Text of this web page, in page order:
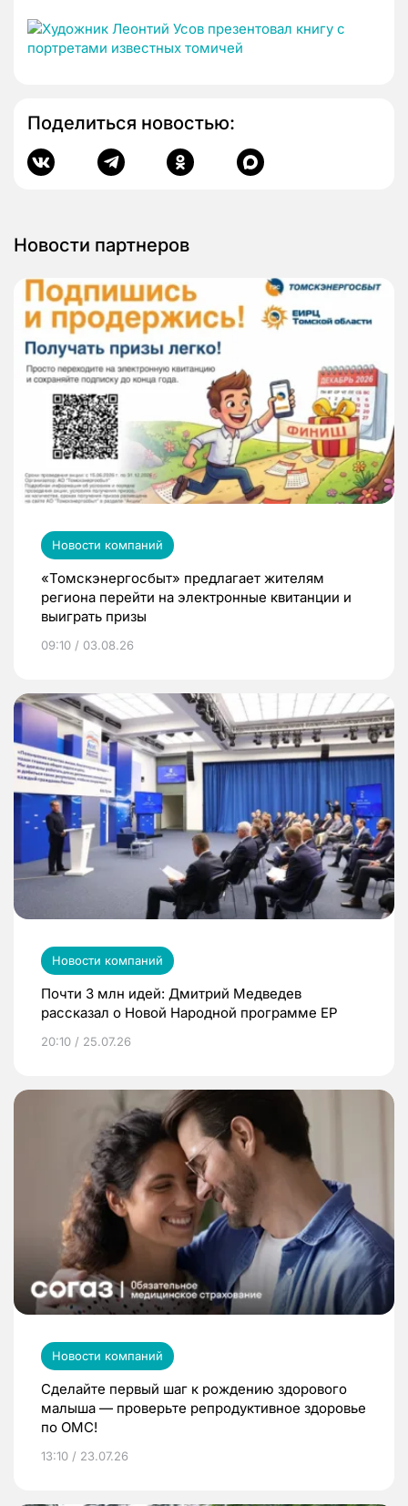
Поделиться новостью:
Новости партнеров
Новости компаний
«Томскэнергосбыт» предлагает жителям
региона перейти на электронные квитанции и
выиграть призы
09:10 / 03.08.26
Новости компаний
Почти 3 млн идей: Дмитрий Медведев
рассказал о Новой Народной программе ЕР
20:10 / 25.07.26
Новости компаний
Сделайте первый шаг к рождению здорового
малыша — проверьте репродуктивное здоровье
по ОМС!
13:10 / 23.07.26